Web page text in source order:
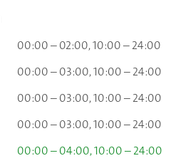
00:00 – 02:00 10:00 – 24:00
00:00 – 03:00 10:00 – 24:00
00:00 – 03:00 10:00 – 24:00
00:00 – 03:00 10:00 – 24:00
00:00 – 04:00 10:00 – 24:00